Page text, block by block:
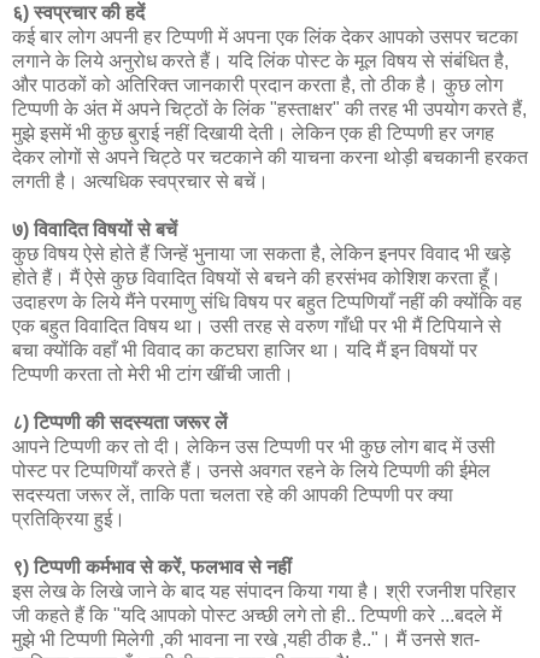
६) स्वप्रचार की हदें
कई बार लोग अपनी हर टिप्पणी में अपना एक लिंक देकर आपको उसपर चटका
लगाने के लिये अनुरोध करते हैं। यदि लिंक पोस्ट के मूल विषय से संबंधित है,
और पाठकों को अतिरिक्त जानकारी प्रदान करता है, तो ठीक है। कुछ लोग
टिप्पणी के अंत में अपने चिट्ठों के लिंक "हस्ताक्षर" की तरह भी उपयोग करते हैं,
मुझे इसमें भी कुछ बुराई नहीं दिखायी देती। लेकिन एक ही टिप्पणी हर जगह
देकर लोगों से अपने चिट्ठे पर चटकाने की याचना करना थोड़ी बचकानी हरकत
लगती है। अत्यधिक स्वप्रचार से बचें।
७) विवादित विषयों से बचें
कुछ विषय ऐसे होते हैं जिन्हें भुनाया जा सकता है, लेकिन इनपर विवाद भी खड़े
होते हैं। मैं ऐसे कुछ विवादित विषयों से बचने की हरसंभव कोशिश करता हूँ।
उदाहरण के लिये मैंने परमाणु संधि विषय पर बहुत टिप्पणियाँ नहीं की क्योंकि वह
एक बहुत विवादित विषय था। उसी तरह से वरुण गाँधी पर भी मैं टिपियाने से
बचा क्योंकि वहाँ भी विवाद का कटघरा हाजिर था। यदि मैं इन विषयों पर
टिप्पणी करता तो मेरी भी टांग खींची जाती।
८) टिप्पणी की सदस्यता जरूर लें
आपने टिप्पणी कर तो दी। लेकिन उस टिप्पणी पर भी कुछ लोग बाद में उसी
पोस्ट पर टिप्पणियाँ करते हैं। उनसे अवगत रहने के लिये टिप्पणी की ईमेल
सदस्यता जरूर लें, ताकि पता चलता रहे की आपकी टिप्पणी पर क्या
प्रतिक्रिया हुई।
९) टिप्पणी कर्मभाव से करें, फलभाव से नहीं
इस लेख के लिखे जाने के बाद यह संपादन किया गया है। श्री रजनीश परिहार
जी कहते हैं कि "यदि आपको पोस्ट अच्छी लगे तो ही.. टिप्पणी करे ...बदले में
मुझे भी टिप्पणी मिलेगी ,की भावना ना रखे ,यही ठीक है.."। मैं उनसे शत-